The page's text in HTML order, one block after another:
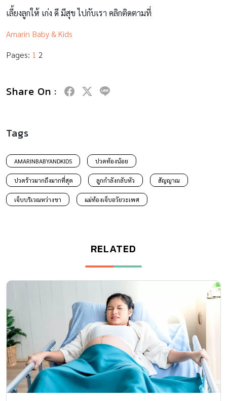
เลี้ยงลูกให้ เก่ง ดี มีสุข ไปกับเรา คลิกติดตามที่
Amarin Baby & Kids
Pages: 1 2
Share On :
Tags
AMARINBABYANDKIDS ปวดท้องน้อย
ปวดร้าวมากถึงมากที่สุด ลูกกำลังกลับหัว สัญญาณ
เจ็บบริเวณหว่างขา แม่ท้องเจ็บอวัยวะเพศ
RELATED